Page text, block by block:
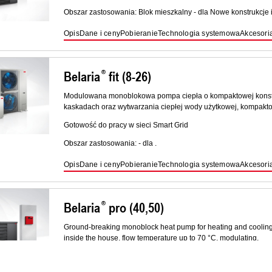
Obszar zastosowania: Blok mieszkalny - dla Nowe konstrukcje
OpisDane i cenyPobieranieTechnologia systemowa
Belaria fit (8-26)
Modulowana monoblokowa pompa ciepła o kompaktowej
kaskadach oraz wytwarzania ciepłej wody użytkowej,
Gotowość do pracy w sieci Smart Grid
Obszar zastosowania: - dla .
OpisDane i cenyPobieranieTechnologia systemowa
Belaria pro (40,50)
Ground-breaking monoblock heat pump for heating and
inside the house, flow temperature up to 70 °C, modulating.